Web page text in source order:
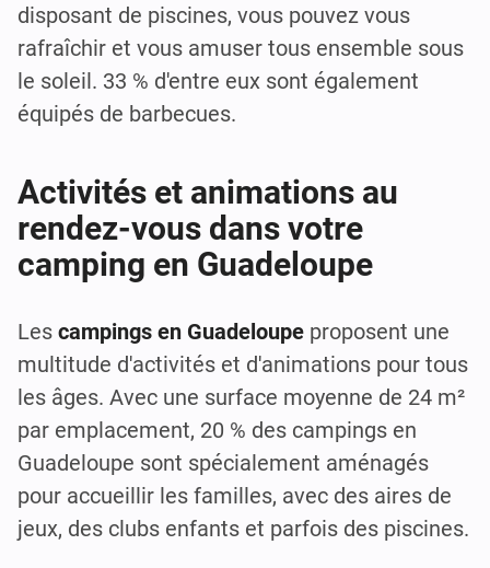
disposant de piscines, vous pouvez vous
rafraîchir et vous amuser tous ensemble sous
le soleil. 33 % d'entre eux sont également
équipés de barbecues.
Activités et animations au
rendez-vous dans votre
camping en Guadeloupe
Les campings en Guadeloupe proposent une
multitude d'activités et d'animations pour tous
les âges. Avec une surface moyenne de 24 m²
par emplacement, 20 % des campings en
Guadeloupe sont spécialement aménagés
pour accueillir les familles, avec des aires de
jeux, des clubs enfants et parfois des piscines.